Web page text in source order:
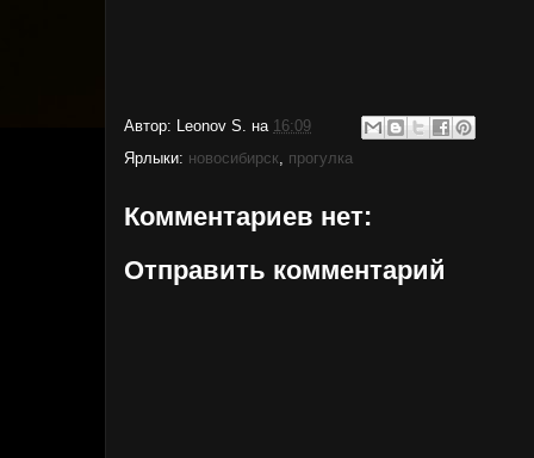
Автор: Leonov S. на 16:09
Ярлыки: новосибирск прогулка
Комментариев нет:
Отправить комментарий